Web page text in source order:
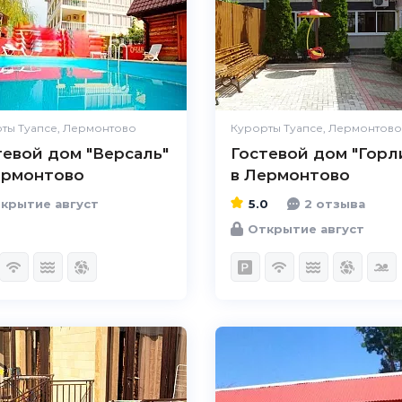
Туапсе, Лермонтово
дом "Версаль"
август
Курорты Туапсе, Лермонтово
Гостевой дом
в Лермонтово
5.0
2 отзыва
Открытие август